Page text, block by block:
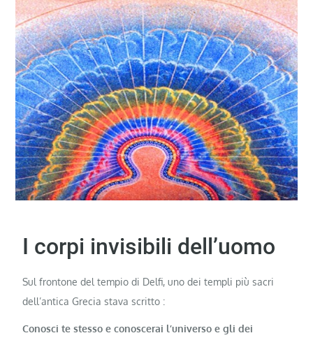
I corpi invisibili dell’uomo
Sul frontone del tempio di Delfi, uno dei templi più sacri
dell’antica Grecia stava scritto :
Conosci te stesso e conoscerai l’universo e gli dei